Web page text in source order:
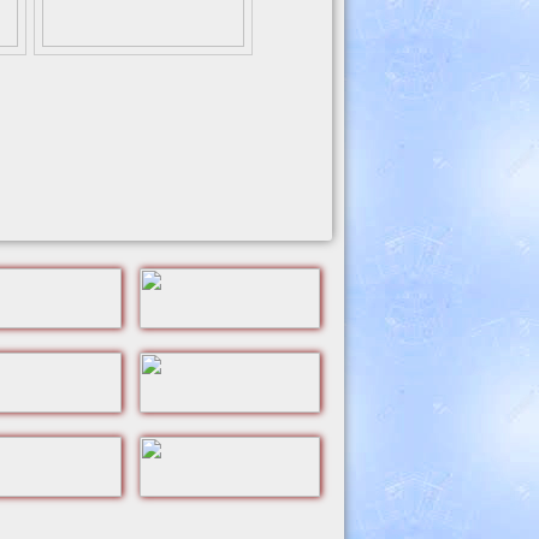
نمونه بنرهای شهدای